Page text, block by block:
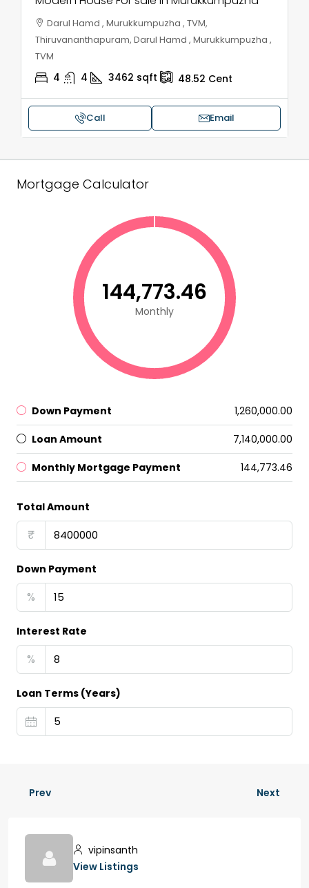
Darul Hamd , Murukkumpuzha , TVM,
Thiruvananthapuram, Darul Hamd , Murukkumpuzha ,
TVM
4 4 3462 sqft 48.52 Cent
Call Email
Mortgage Calculator
₹144,773.46
Monthly
Down Payment ₹1,260,000.00
Loan Amount ₹7,140,000.00
Monthly Mortgage Payment ₹144,773.46
Total Amount
₹
Down Payment
%
Interest Rate
%
Loan Terms (Years)
Prev Next
vipinsanth
View Listings